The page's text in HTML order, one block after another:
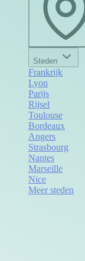
Steden
Frankrijk
Lyon
Parijs
Rijsel
Toulouse
Bordeaux
Angers
Strasbourg
Nantes
Marseille
Nice
Meer steden